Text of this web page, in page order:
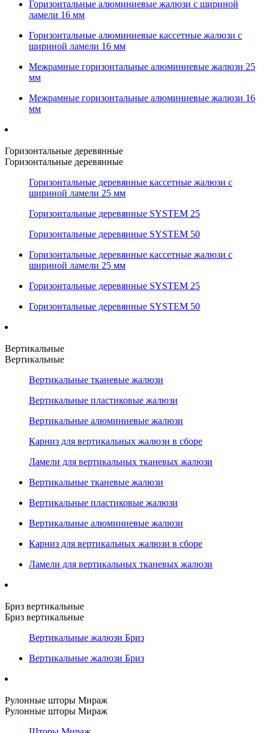
Горизонтальные алюминиевые жалюзи с шириной
ламели 16 мм
Горизонтальные алюминиевые кассетные жалюзи с
шириной ламели 16 мм
Межрамные горизонтальные алюминиевые жалюзи 25
мм
Межрамные горизонтальные алюминиевые жалюзи 16
мм
Горизонтальные деревянные
Горизонтальные деревянные
Горизонтальные деревянные кассетные жалюзи с
шириной ламели 25 мм
Горизонтальные деревянные SYSTEM 25
Горизонтальные деревянные SYSTEM 50
Горизонтальные деревянные кассетные жалюзи с
шириной ламели 25 мм
Горизонтальные деревянные SYSTEM 25
Горизонтальные деревянные SYSTEM 50
Вертикальные
Вертикальные
Вертикальные тканевые жалюзи
Вертикальные пластиковые жалюзи
Вертикальные алюминиевые жалюзи
Карниз для вертикальных жалюзи в сборе
Ламели для вертикальных тканевых жалюзи
Вертикальные тканевые жалюзи
Вертикальные пластиковые жалюзи
Вертикальные алюминиевые жалюзи
Карниз для вертикальных жалюзи в сборе
Ламели для вертикальных тканевых жалюзи
Бриз вертикальные
Бриз вертикальные
Вертикальные жалюзи Бриз
Вертикальные жалюзи Бриз
Рулонные шторы Мираж
Рулонные шторы Мираж